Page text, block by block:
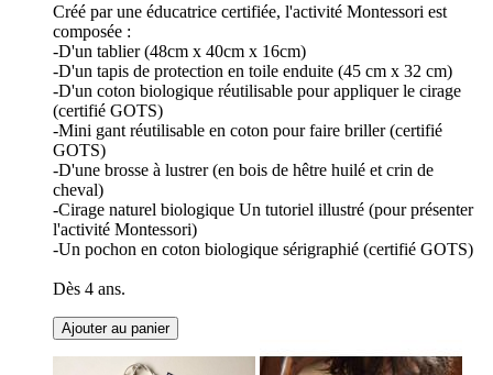
Créé par une éducatrice certifiée, l'activité Montessori est
composée :
-D'un tablier (48cm x 40cm x 16cm)
-D'un tapis de protection en toile enduite (45 cm x 32 cm)
-D'un coton biologique réutilisable pour appliquer le cirage
(certifié GOTS)
-Mini gant réutilisable en coton pour faire briller (certifié
GOTS)
-D'une brosse à lustrer (en bois de hêtre huilé et crin de
cheval)
-Cirage naturel biologique Un tutoriel illustré (pour présenter
l'activité Montessori)
-Un pochon en coton biologique sérigraphié (certifié GOTS)
Dès 4 ans.
Ajouter au panier